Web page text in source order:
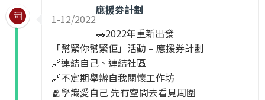
1-12/2022
應援劵計劃
🚗2022年重新出發
「幫緊你幫緊佢」活動 – 應援券計劃
🔗連結自己、連結社區
🔗不定期舉辦自我關懷工作坊
🫂學識愛自己 先有空間去看見周圍